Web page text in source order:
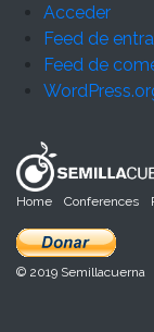
Acceder
Feed de
Feed de
Home Conferences
© 2019 Semillacuerna